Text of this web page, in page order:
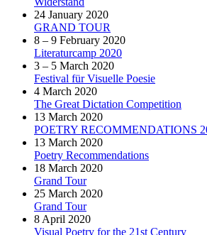
24 January 2020
GRAND TOUR
8 – 9 February 2020
Literaturcamp 2020
3 – 5 March 2020
Festival für Visuelle Poesie
4 March 2020
The Great Dictation Competition
13 March 2020
POETRY RECOMMENDATIONS
13 March 2020
Poetry Recommendations
18 March 2020
Grand Tour
25 March 2020
Grand Tour
8 April 2020
Visual Poetry for the 21st Century